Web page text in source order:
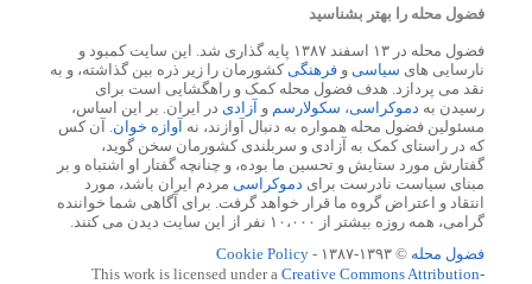
فضول محله را بهتر بشناسید
فضول محله در ۱۳ اسفند ۱۳۸۷ پایه گذاری شد. این سایت کمبود و
نارسایی های سیاسی و فرهنگیکشورمان را زیر ذره بین گذاشته، و به
نقد می پردازد. هدف فضول محله کمک و راهگشایی است برای
رسیدن به دموکراسی، سکولارسم و آزادی در ایران. بر این اساس،
مسئولین فضول محله همواره به دنبال آوازند، نه آوازه خوان. آن کس
که در راستای کمک به آزادی و سربلندی کشورمان سخن گوید،
گفتارش مورد ستایش و تحسین ما بوده، و چنانچه گفتار او اشتباه و بر
مبنای سیاست نادرست برای دموکراسی مردم ایران باشد، مورد
انتقاد و اعتراض گروه ما قرار خواهد گرفت. برای آگاهی شما خواننده
گرامی، همه روزه بیشتر از ۱۰،۰۰۰ نفر از این سایت دیدن می کنند.
فضول محله © ۱۳۹۳-۱۳۸۷ -
Cookie Policy
This work is licensed under a Creative Commons Attribution-